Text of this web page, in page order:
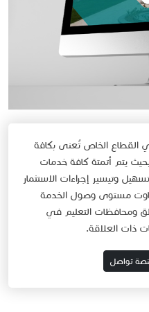
القطاع الخاص تُعنى بكافة
بحيث يتم أتمتة كافة خدمات
وتيسير إجراءات الاستثمار
مستوى وصول الخدمة
ومحافظات التعليم في
ذات العلاقة.
تواصل